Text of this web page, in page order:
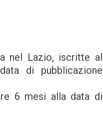
nel Lazio, iscritte al
di pubblicazione
6 mesi alla data di